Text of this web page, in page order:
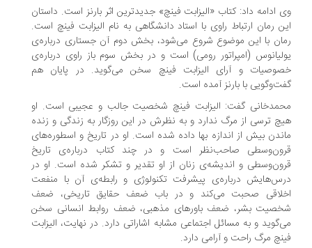
ادامه داد: کتاب «الیزابت فینچ» جدیدترین اثر بارنز است. داستان
رمان ارتباط راوی با استاد دانشگاهی به نام الیزابت فینچ است.
با این موضوع شروع می‌شود، بخش دوم آن جستاری درباره‌ی
(امپراتور رومی) است و در بخش سوم باز راوی درباره‌ی
و آرای الیزابت فینچ سخن می‌گوید. در پایان هم
با بارنز آمده است.
گفت: الیزابت فینچ شخصیت جالب و عجیبی است. او
ترسی از مرگ ندارد و به نظرش در این روزگار به زندگی و زنده
بیش از اندازه بها داده شده است. او در تاریخ و اسطوره‌های
صاحب‌نظر است و در چند کتاب درباره‌ی تاریخ
و اندیشه‌ی زنان از او تقدیر و تشکر شده است. او در
درباره‌ی پیشرفت تکنولوژی و رابطه‌ی آن با منفعت
صحبت می‌کند و در باب ضعف حقایق تاریخی، ضعف
بشر، ضعف باورهای مذهبی، ضعف روابط انسانی سخن
و به مسائل اجتماعی مشابه اشاراتی دارد. در نهایت، الیزابت
مرگ راحت و آرامی دارد.